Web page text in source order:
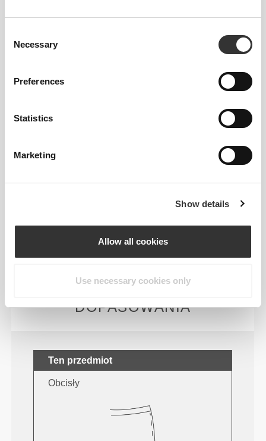
Selection
Necessary
Preferences
Statistics
Marketing
Show details
Allow all cookies
Use necessary cookies only
NASZA MARKA TO TWÓJ
rozwiązanie, które zdecydowanie wyróżnia nasze
naszych produktów staje się przyjemniejsze i nie
PORADY DOTYCZĄCE
DOPASOWANIA
Ten przedmiot
Obcisły